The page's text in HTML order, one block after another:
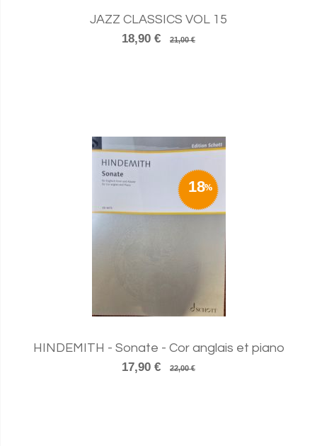
JAZZ CLASSICS VOL 15
18,90 €
21,00 €
18
HINDEMITH - Sonate - Cor anglais et piano
17,90 €
22,00 €